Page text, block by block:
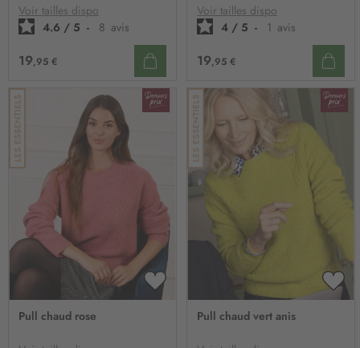
D’ENVIE
Voir tailles dispo
4.6 / 5 - 8 avis
19,95 €
Voir tailles dispo
4 / 5 - 1 avis
19,95 €
AJOUTER
Pull chaud rose Pull chaud vert anis